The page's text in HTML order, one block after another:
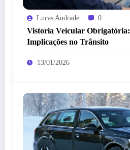
Lucas Andrade 0
Vistoria Veicular
Implicações no Trânsito
13/01/2026